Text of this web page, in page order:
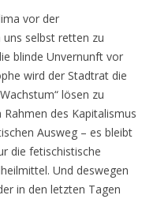
vor der
selbst retten zu
blinde Unvernunft vor
wird der Stadtrat die
lösen zu
des Kapitalismus
Ausweg – es bleibt
die fetischistische
Und deswegen
in den letzten Tagen